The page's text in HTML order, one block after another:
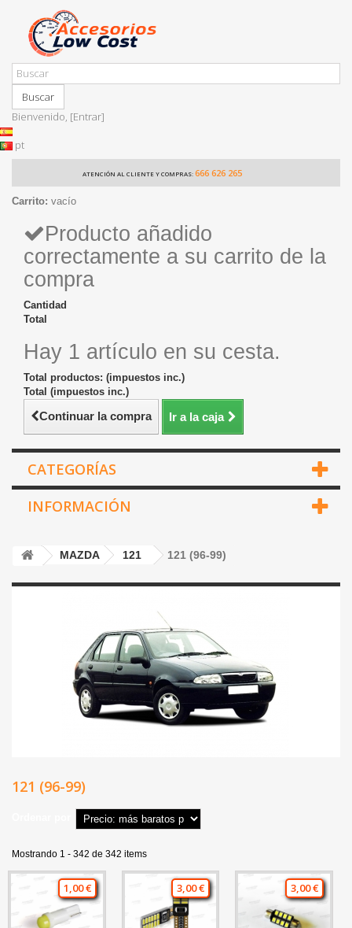
Buscar
Bienvenido, [Entrar]
pt
ATENCIÓN AL CLIENTE Y COMPRAS: 666 626 265
Carrito: vacío
Producto añadido
correctamente a su carrito de la
compra
Cantidad
Total
Hay 1 artículo en su cesta.
Total productos: (impuestos inc.)
Total (impuestos inc.)
Continuar la compra Ir a la caja
CATEGORÍAS
INFORMACIÓN
MAZDA 121 121 (96-99)
121 (96-99)
Mostrando 1 - 342 de 342 items
1,00 € 3,00 € 3,00 €